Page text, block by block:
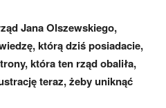
Jana Olszewskiego,
którą dziś posiadacie,
która ten rząd obaliła,
teraz, żeby uniknąć